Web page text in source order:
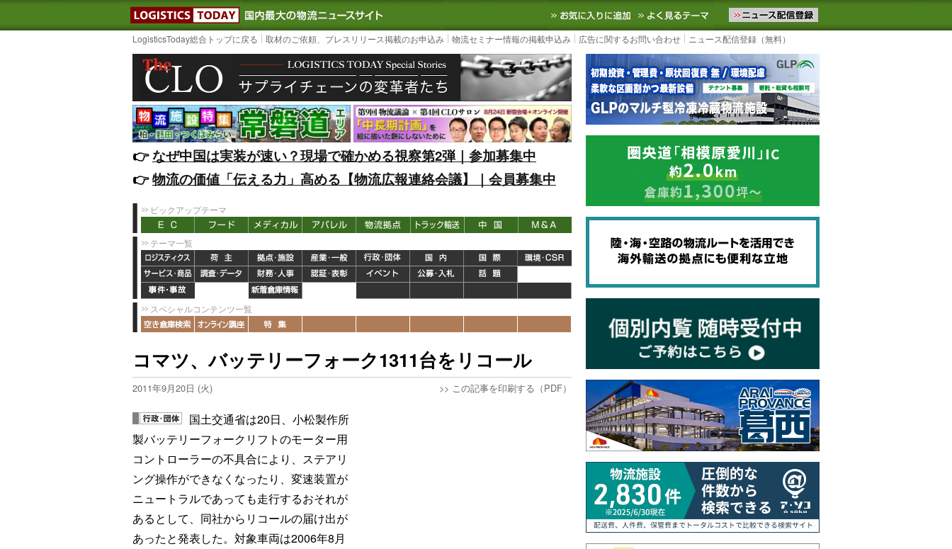
LOGISTICS TODAY｜国内最大の物流ニュースサイト3PL, SCMなど国内外の最新の物流ニュースをお届けします。物流ニュースメール配信を登録す
お気に入りに追加 よく見るテーマ
LogisticsToday総合トップに戻る 取材のご依頼、プレスリリース掲載のお申込み 物流セミナー情報の掲載申込み 広告に関するお問い合わせ ニュース配信登録（無料）
👉️なぜ中国は実装が速い？現場で確かめる視察第2弾｜参加募集中
👉️物流の価値「伝える力」高める【物流広報連絡会議】｜会員募集中
ピックアップテーマ
テーマ一覧
スペシャルコンテンツ一覧
コマツ、バッテリーフォーク1311台をリコール
2011年9月20日 (火) >> この記事を印刷する（PDF）
国土交通省は20日、小松製作所
製バッテリーフォークリフトのモーター用
コントローラーの不具合により、ステアリ
ング操作ができなくなったり、変速装置が
ニュートラルであっても走行するおそれが
あるとして、同社からリコールの届け出が
あったと発表した。対象車両は2006年8月